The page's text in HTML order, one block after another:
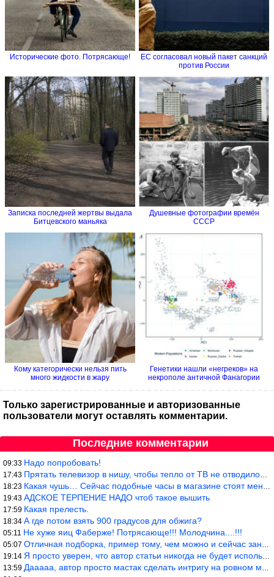
Исторические фото. Потрясающе!
ЕС согласовал новый пакет санкций
против России
Записка последней жертвы выдала
Битцевского маньяка
Душевные фотографии времён
СССР
Кому категорически нельзя пить
много жидкости в жару
Генетики нашли «негреков» на
некрополе античной Фанагории
Только зарегистрированные и авторизованные
пользователи могут оставлять комментарии.
Последние комментарии
09:33 Надо попробовать!
17:43 Прятать телевизор в нишу, чтобы тепло от ТВ не отводилось и теле
18:23 Какая чушь… Сейчас подобные часы в магазине стоят меньше 10 долл
19:43 АДСКОЕ ТЕРПЕНИЕ НАДО чтоб такое вышить
17:59 Какая прелесть.
18:34 А где потом взять 900 градусов для обжига?
05:11 Не хуже яиц Фаберже! Потрясающе!!! Молодчина....!!!
05:07 Отличная подборка, пример тому, чем можно и сейчас заниматься…
19:14 Я просто уверен, что автор статьи никогда не будет использовать
13:59 Дааааа, автор просто мастак сделать интригу на ровном месте! А н